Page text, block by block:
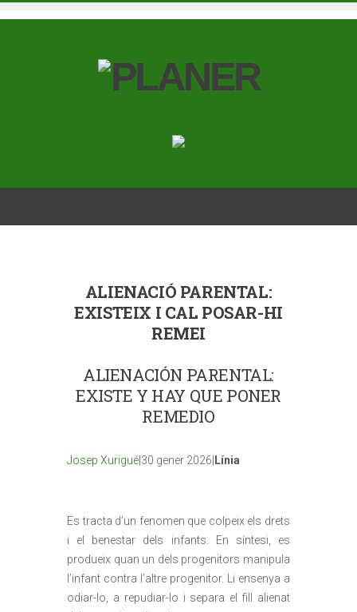
ALIENACIÓ PARENTAL:
EXISTEIX I CAL POSAR-HI
REMEI
ALIENACIÓN PARENTAL:
EXISTE Y HAY QUE PONER
REMEDIO
Josep Xurigué |30 gener 2026| Línia
Es tracta d’un fenomen que colpeix els drets
i el benestar dels infants. En síntesi, es
produeix quan un dels progenitors manipula
l’infant contra l’altre progenitor. Li ensenya a
odiar-lo, a repudiar-lo i separa el fill alienat